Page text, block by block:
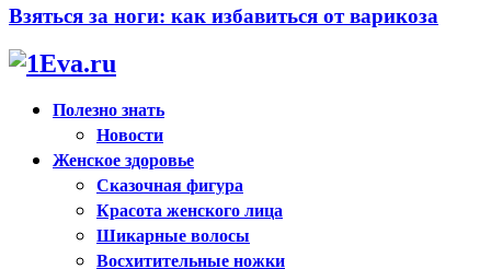
Взяться за ноги: как избавиться от варикоза
Полезно знать
Новости
Женское здоровье
Сказочная фигура
Красота женского лица
Шикарные волосы
Восхитительные ножки